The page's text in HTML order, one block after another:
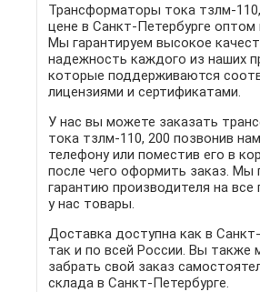
Трансформаторы тока тзлм-
цене в Санкт-Петербурге оптом
Мы гарантируем высокое
надежность каждого из наших
которые поддерживаются
лицензиями и сертификатами.
У нас вы можете заказать
тока тзлм-110, 200 позвонив
телефону или поместив его в
после чего оформить заказ. Мы
гарантию производителя на все
у нас товары.
Доставка доступна как в
так и по всей России. Вы также
забрать свой заказ
склада в Санкт-Петербурге.